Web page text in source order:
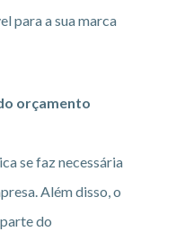
para a sua marca
orçamento
se faz necessária
Além disso, o
do